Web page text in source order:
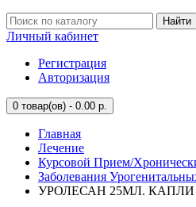
Найти
Личный кабинет
Регистрация
Авторизация
0 товар(ов) - 0.00 р.
Главная
Лечение
Курсовой Прием/
Заболевания
УРОЛЕСАН 25МЛ.